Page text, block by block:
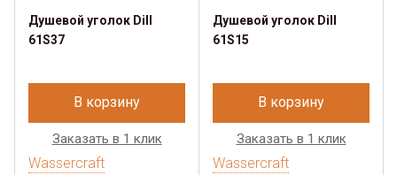
Душевой уголок Dill
61S37
В корзину
Заказать в 1 клик
Wassercraft
Душевой уголок Dill
61S15
В корзину
Заказать в 1 клик
Wassercraft